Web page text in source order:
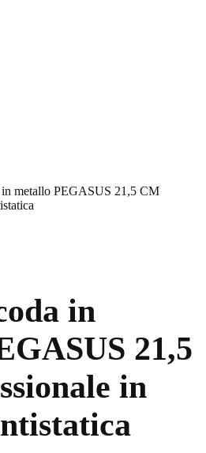
in metallo PEGASUS 21,5 CM
in
21,5
in